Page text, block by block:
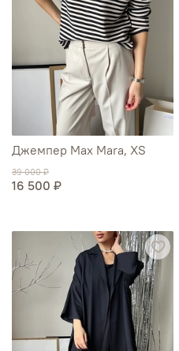
Джемпер Max Mara, XS
39 000 ₽
16 500 ₽